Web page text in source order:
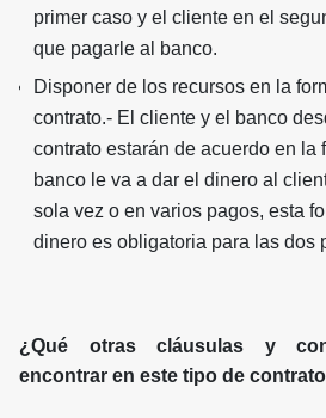
primer caso y el cliente en el
que pagarle al banco.
Disponer de los recursos en la
contrato.- El cliente y el banco
contrato estarán de acuerdo en la
banco le va a dar el dinero al
sola vez o en varios pagos, esta
dinero es obligatoria para las dos
¿Qué otras cláusulas y
encontrar en este tipo de